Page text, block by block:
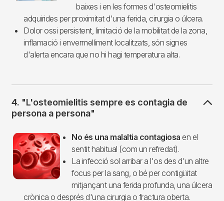
baixes i en les formes d'osteomielitis
adquirides per proximitat d'una ferida, cirurgia o úlcera.
Dolor ossi persistent, limitació de la mobilitat de la zona,
inflamació i envermelliment localitzats, són signes
d'alerta encara que no hi hagi temperatura alta.
4. "L'osteomielitis sempre es contagia de
persona a persona"
Imagen No és una malaltia contagiosa en el
sentit habitual (com un refredat).
La infecció sol arribar a l'os des d'un altre
focus per la sang, o bé per contigüitat
mitjançant una ferida profunda, una úlcera
crònica o després d'una cirurgia o fractura oberta.